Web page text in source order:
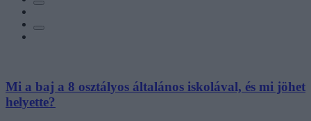
Mi a baj a 8 osztályos általános iskolával, és mi jöhet
helyette?